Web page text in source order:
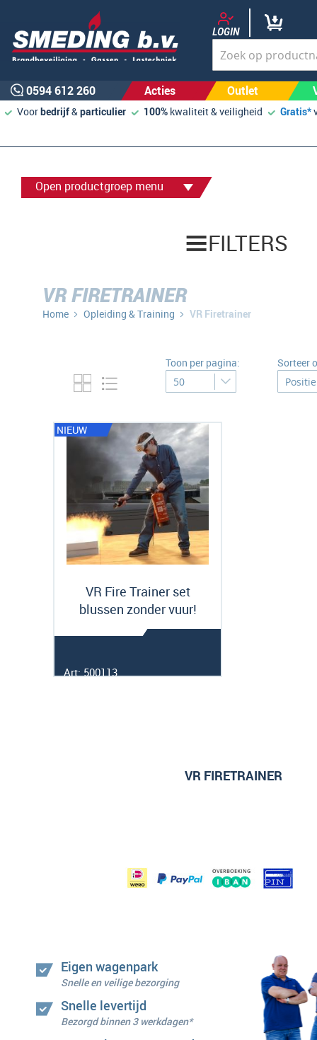
LOGIN
0594 612 260 Acties Outlet
Voorbedrijf&particulier 100% kwaliteit & veiligheid Gratis*
FILTERS
VR FIRETRAINER
Home Opleiding & Training VR Firetrainer
Toon per pagina: Sorteer
NIEUW
VR Fire Trainer set
blussen zonder vuur!
Art: 500113
VR FIRETRAINER
Open productgroep menu
Eigen wagenpark
Snelle en veilige bezorging
Snelle levertijd
Bezorgd binnen 3 werkdagen*